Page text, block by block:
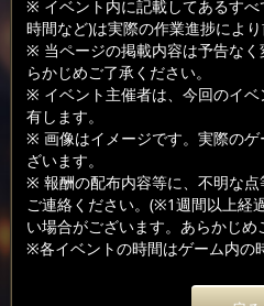
※ イベント内に記載してあるす
時間など)は実際の作業進捗により
※ 当ページの掲載内容は予告な
らかじめご了承ください。
※ イベント主催者は、今回のイ
有します。
※ 画像はイメージです。実際の
ざいます。
※ 報酬の配布内容等に、不明な
ご連絡ください。(※1週間以上経
い場合がございます。あらかじめ
※各イベントの時間はゲーム内の